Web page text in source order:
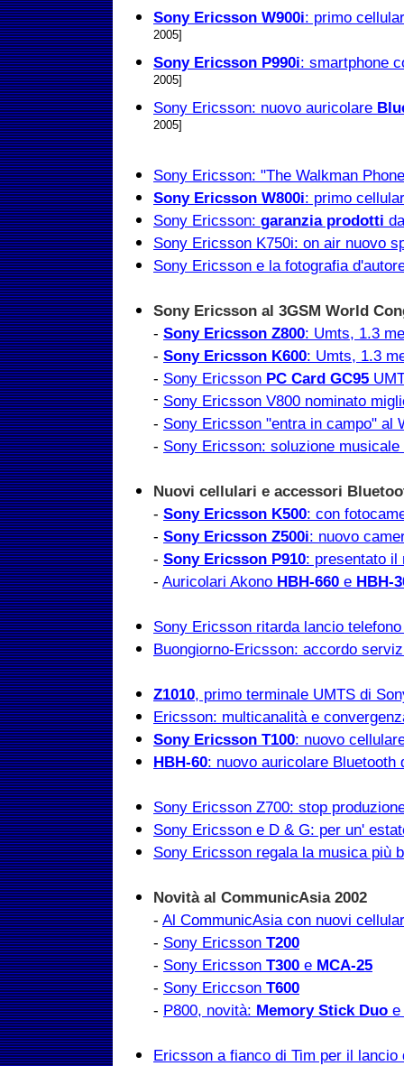
Sony Ericsson W900i: primo
2005]
Sony Ericsson P990i: smartphone
2005]
Sony Ericsson: nuovo auricolare
2005]
Sony Ericsson: "The Walkman
Sony Ericsson W800i: primo
Sony Ericsson: garanzia prodotti
Sony Ericsson K750i: on air nuovo
Sony Ericsson e la fotografia
Sony Ericsson al 3GSM World
- Sony Ericsson Z800: Umts, 1.3
- Sony Ericsson K600: Umts, 1.3
- Sony Ericsson PC Card GC95
- Sony Ericsson V800 nominato
- Sony Ericsson "entra in campo" al
- Sony Ericsson: soluzione
Nuovi cellulari e accessori
- Sony Ericsson K500: con
- Sony Ericsson Z500i: nuovo
- Sony Ericsson P910: presentato il
- Auricolari Akono HBH-660 e HBH-
Sony Ericsson ritarda lancio
Buongiorno-Ericsson: accordo
Z1010, primo terminale UMTS di
Ericsson: multicanalità e
Sony Ericsson T100: nuovo
HBH-60: nuovo auricolare Bluetooth
Sony Ericsson Z700: stop
Sony Ericsson e D & G: per un'
Sony Ericsson regala la musica più
Novità al CommunicAsia 2002
- Al CommunicAsia con nuovi
- Sony Ericsson T200
- Sony Ericsson T300 e MCA-25
- Sony Ericcson T600
- P800, novità: Memory Stick Duo e
Ericsson a fianco di Tim per il